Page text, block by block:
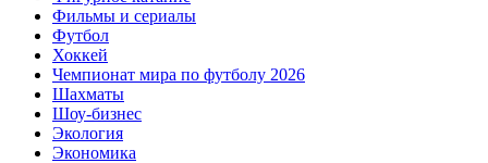
Фильмы и сериалы
Футбол
Хоккей
Чемпионат мира по футболу 2026
Шахматы
Шоу-бизнес
Экология
Экономика